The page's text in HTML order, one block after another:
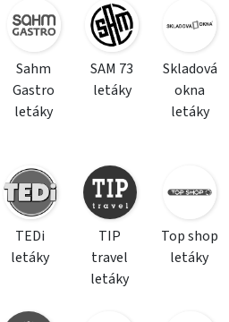
Sahm
Gastro
letáky
SAM 73
letáky
Skladová
okna
letáky
TEDi
letáky
TIP
travel
letáky
Top shop
letáky